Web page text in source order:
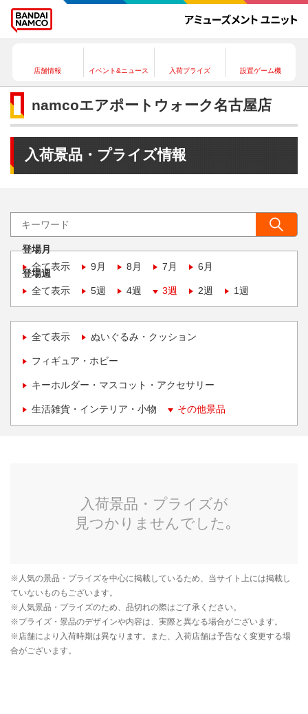
店舗情報 イベント&ニュース 入荷プライズ 設置ゲーム機
namcoエアポートウォーク名古屋店
入荷景品・プライズ情報
登場月
全て表示
9月 8月 7月 6月
登場週
全て表示
5週 4週 3週 2週 1週
全て表示 ぬいぐるみ・クッション
フィギュア・ホビー
キーホルダー・マスコット・アクセサリー
生活雑貨・インテリア・小物 その他景品